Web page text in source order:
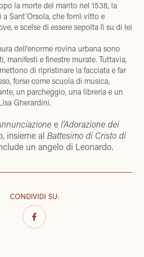
la morte del marito nel 1538, la
Sant’Orsola, che fornì vitto e
e scelse di essere sepolta lì su di lei
dell’enorme rovina urbana sono
manifesti e finestre murate. Tuttavia,
di ripristinare la facciata e far
forse come scuola di musica,
un parcheggio, una libreria e un
Gherardini.
e l’Adorazione dei
insieme al Battesimo di Cristo di
un angelo di Leonardo.
CONDIVIDI SU: